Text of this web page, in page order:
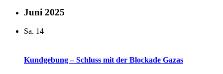
Juni 2025
Sa. 14
Kundgebung – Schluss mit der Blockade Gazas